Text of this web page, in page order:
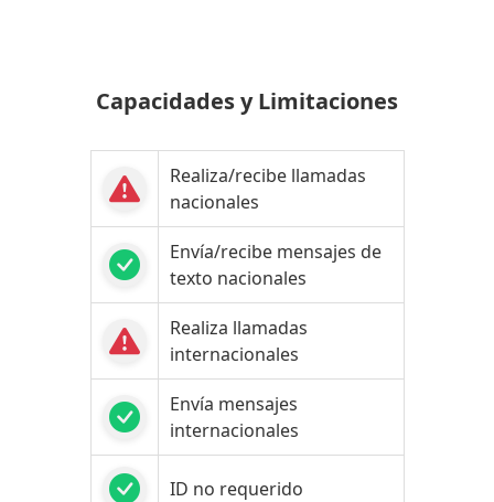
Capacidades y Limitaciones
Realiza/recibe llamadas
nacionales
Envía/recibe mensajes de
texto nacionales
Realiza llamadas
internacionales
Envía mensajes
internacionales
ID no requerido